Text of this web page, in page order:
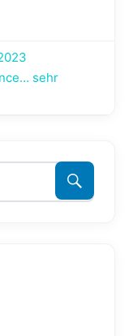
sehr